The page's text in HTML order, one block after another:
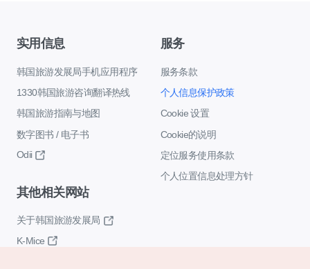
实用信息
韩国旅游发展局手机应用程序
1330韩国旅游咨询翻译热线
韩国旅游指南与地图
数字图书 / 电子书
Odii
服务
服务条款
个人信息保护政策
Cookie 设置
Cookie的说明
定位服务使用条款
个人位置信息处理方针
其他相关网站
关于韩国旅游发展局
K-Mice